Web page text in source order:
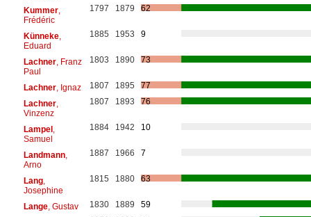
Kummer,
Frédéric
1797 1879 62
Künneke,
Eduard
1885 1953 9
Lachner, Franz
Paul
1803 1890 73
Lachner, Ignaz 1807 1895
77
Lachner,
Vinzenz
1807 1893 76
Lampel,
Samuel
1884 1942 10
Landmann,
Arno
1887 1966 7
Lang,
Josephine
1815 1880 63
Lange, Gustav 1830 1889
59